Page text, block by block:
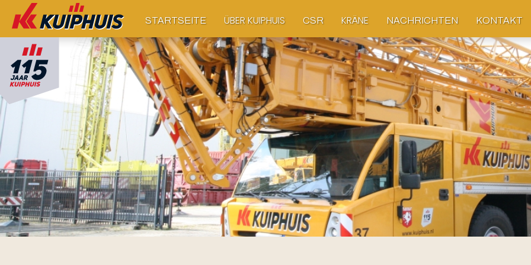
STARTSEITE ÜBER KUIPHUIS CSR KRÄNE NACHRICHTEN KONTAKT